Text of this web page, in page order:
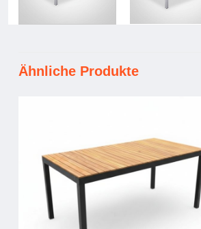
Ähnliche Produkte